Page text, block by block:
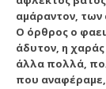
αμάραντον, των
Ο όρθρος ο
άδυτον, η
άλλα πολλά,
που